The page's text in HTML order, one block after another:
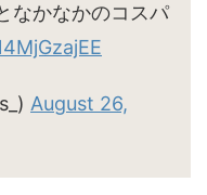
なかなかのコスパ
August 26,